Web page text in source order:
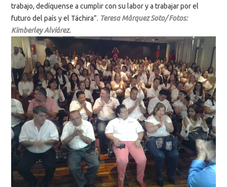
trabajo, dedíquense a cumplir con su labor y a trabajar por el
futuro del país y el Táchira”. Teresa Márquez Soto/ Fotos:
Kimberley Alviárez.